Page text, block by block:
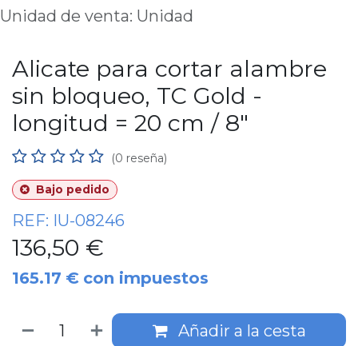
Unidad de venta: Unidad
Alicate para cortar alambre
sin bloqueo, TC Gold -
longitud = 20 cm / 8"
(0 reseña)
Bajo pedido
REF: IU-08246
136,50 €
165.17 € con impuestos
Añadir a la cesta